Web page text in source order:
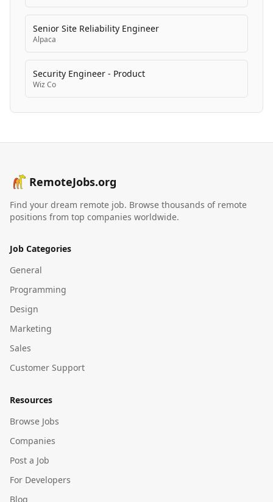
Senior Site Reliability Engineer
Alpaca
Security Engineer - Product
Wiz Co
RemoteJobs.org
Find your dream remote job. Browse thousands of remote
positions from top companies worldwide.
Job Categories
General
Programming
Design
Marketing
Sales
Customer Support
Resources
Browse Jobs
Companies
Post a Job
For Developers
Blog